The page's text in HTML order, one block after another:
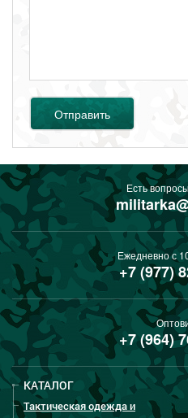
Отправить
Есть
Ежедневно с
+7 (977)
+7 (964)
КАТАЛОГ
Тактическая одежда и